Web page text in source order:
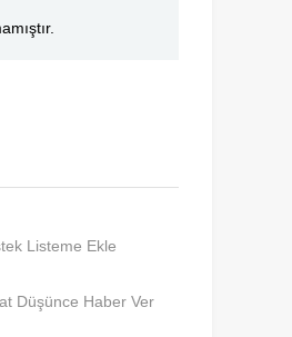
Listeme Ekle
Düşünce Haber Ver